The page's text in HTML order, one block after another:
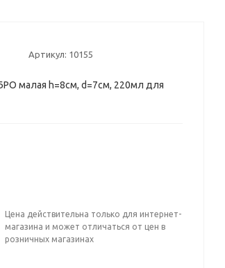
Артикул: 10155
малая h=8см, d=7см, 220мл для
Цена действительна только для интернет-
магазина и может отличаться от цен в
розничных магазинах